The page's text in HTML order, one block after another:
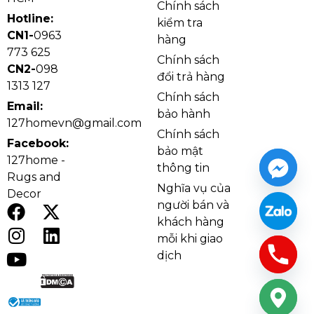
đầu tiên.
Chi tiết đèn thả hiện đại THD22323T23
Sản phẩm sử dụng chất liệu pha lê cao cấp kết hợp
hợp kim sơn tĩnh điện, vừa đảm bảo vẻ đẹp lấp lánh
vừa tăng độ bền trong quá trình sử dụng. Pha lê có
khả năng bắt sáng tốt, giúp hiệu ứng ánh sáng trở
Hotline:
CN1-0963
773 625
CN2-098
1313 127
Email:
127homevn@gmail.com
Facebook:
127home -
Rugs and
Decor
Chính sách
kiểm tra
hàng
Chính sách
đổi trả hàng
Chính sách
bảo hành
Chính sách
bảo mật
thông tin
Nghĩa vụ của
người bán và
khách hàng
mỗi khi giao
dịch